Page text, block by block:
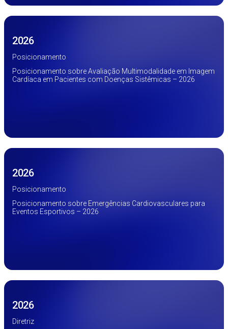
2026
Posicionamento
Posicionamento sobre Avaliação Multimodalidade em Imagem
Cardíaca em Pacientes com Doenças Sistêmicas – 2026
2026
Posicionamento
Posicionamento sobre Emergências Cardiovasculares para
Eventos Esportivos – 2026
2026
Diretriz